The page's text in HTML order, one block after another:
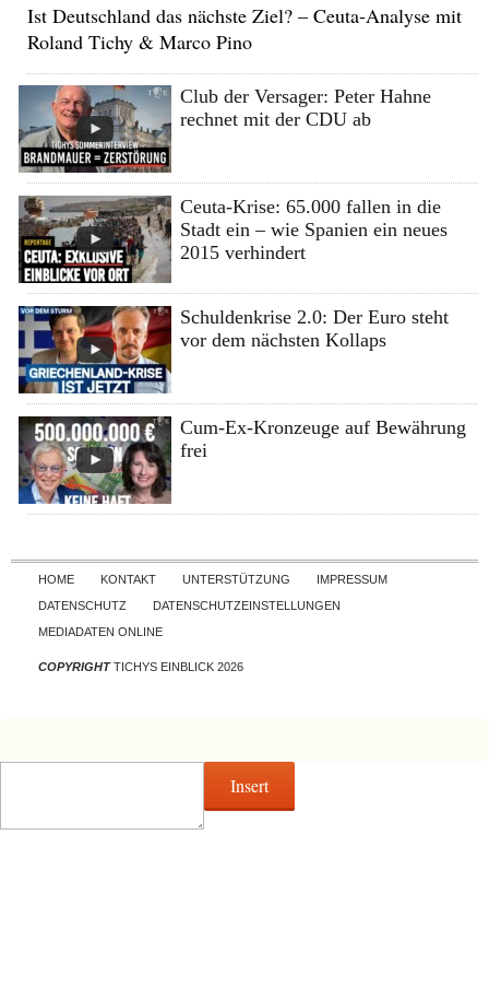
Ist Deutschland das nächste Ziel? – Ceuta-Analyse mit
Roland Tichy & Marco Pino
Club der Versager: Peter Hahne
rechnet mit der CDU ab
Ceuta-Krise: 65.000 fallen in die
Stadt ein – wie Spanien ein neues
2015 verhindert
Schuldenkrise 2.0: Der Euro steht
vor dem nächsten Kollaps
Cum-Ex-Kronzeuge auf Bewährung
frei
Skip to content
HOME KONTAKT UNTERSTÜTZUNG
IMPRESSUM
DATENSCHUTZ
DATENSCHUTZEINSTELLUNGEN
MEDIADATEN ONLINE
COPYRIGHTTICHYS EINBLICK 2026
Insert